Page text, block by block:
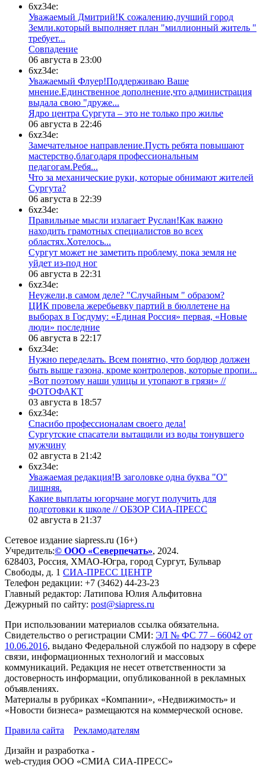
6xz34e:
Уважаемый Дмитрий!К сожалению,лучший город
Земли.который выполняет план "миллионный житель "
требует...
​Совпадение
06 августа в 23:00
6xz34e:
Уважаемый Флуер!Поддерживаю Ваше
мнение.Единственное дополнение,что администрация
выдала свою "друже...
​Ядро центра Сургута ‒ это не только про жилье
06 августа в 22:46
6xz34e:
Замечательное направление.Пусть ребята повышают
мастерство,благодаря профессиональным
педагогам.Ребя...
​Что за механические руки, которые обнимают жителей
Сургута?
06 августа в 22:39
6xz34e:
Правильные мысли излагает Руслан!Как важно
находить грамотных специалистов во всех
областях.Хотелось...
Сургут может не заметить проблему, пока земля не
уйдет из-под ног
06 августа в 22:31
6xz34e:
Неужели,в самом деле? "Случайным " образом?
ЦИК провела жеребьевку партий в бюллетене на
выборах в Госдуму: «Единая Россия» первая, «Новые
люди» последние
06 августа в 22:17
6xz34e:
Нужно переделать. Всем понятно, что бордюр должен
быть выше газона, кроме контролеров, которые пропи...
«Вот поэтому наши улицы и утопают в грязи» //
ФОТОФАКТ
03 августа в 18:57
6xz34e:
Спасибо профессионалам своего дела!
Сургутские спасатели вытащили из воды тонувшего
мужчину
02 августа в 21:42
6xz34e:
Уважаемая редакция!В заголовке одна буква "О"
лишняя.
Какие выплаты югорчане могут получить для
подготовки к школе // ОБЗОР СИА-ПРЕСС
02 августа в 21:37
Сетевое издание siapress.ru (16+)
Учредитель:© ООО «Северпечать», 2024.
628403, Россия, ХМАО-Югра, город Сургут, Бульвар
Свободы, д. 1 СИА-ПРЕСС ЦЕНТР
Телефон редакции: +7 (3462) 44-23-23
Главный редактор: Латипова Юлия Альфитовна
Дежурный по сайту: post@siapress.ru
При использовании материалов ссылка обязательна.
Свидетельство о регистрации СМИ: ЭЛ № ФС 77 – 66042 от
10.06.2016, выдано Федеральной службой по надзору в сфере
связи, информационных технологий и массовых
коммуникаций. Редакция не несет ответственности за
достоверность информации, опубликованной в рекламных
объявлениях.
Материалы в рубриках «Компании», «Недвижимость» и
«Новости бизнеса» размещаются на коммерческой основе.
Правила сайта
Рекламодателям
Дизайн и разработка -
web-студия ООО «СМИА СИА-ПРЕСС»